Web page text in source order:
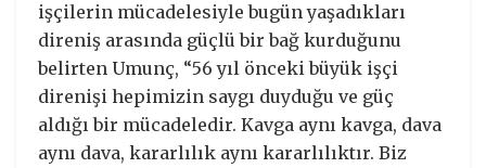
işçilerin mücadelesiyle bugün yaşadıkları
direniş arasında güçlü bir bağ kurduğunu
belirten Umunç, “56 yıl önceki büyük işçi
direnişi hepimizin saygı duyduğu ve güç
aldığı bir mücadeledir. Kavga aynı kavga, dava
aynı dava, kararlılık aynı kararlılıktır. Biz